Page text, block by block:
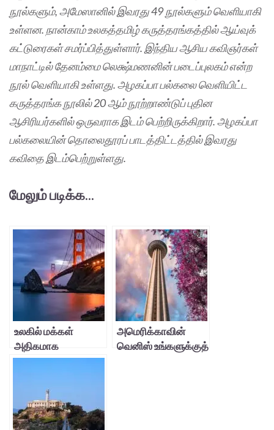
நூல்களும், அமேஸானில் இவரது 49 நூல்களும் வெளியாகி
உள்ளன. நான்காம் உலகத்தமிழ் கருத்தரங்கத்தில் ஆய்வுக்
கட்டுரைகள் சமர்ப்பித்துள்ளார். இந்திய ஆசிய கவிஞர்கள்
மாநாட்டில் தேனம்மை லெக்ஷ்மணனின் படைப்புலகம் என்ற
நூல் வெளியாகி உள்ளது. அழகப்பா பல்கலை வெளியிட்ட
கருத்தரங்க நூலில் 20 ஆம் நூற்றாண்டுப் புதின
ஆசிரியர்களில் ஒருவராக இடம் பெற்றிருக்கிறார். அழகப்பா
பல்கலையின் தொலைதூரப் பாடத்திட்டத்தில் இவரது
கவிதை இடம்பெற்றுள்ளது.
மேலும் படிக்க...
உலகில் மக்கள்
அதிகமாக
புகைப்படமெடுத்த
அமெரிக்காவின்
வெனிஸ் உங்களுக்குத்